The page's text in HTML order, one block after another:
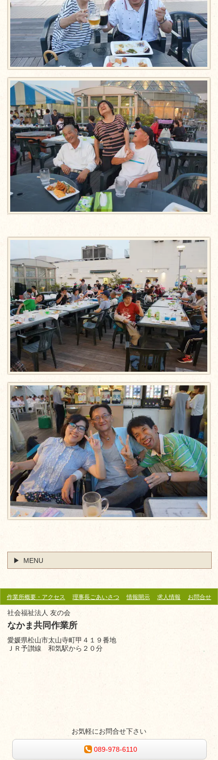
MENU
作業所概要・アクセス 理事長ごあいさつ 情報開示 求人情報 お問合せ
社会福祉法人 友の会
なかま共同作業所
愛媛県松山市太山寺町甲４１９番地
ＪＲ予讃線 和気駅から ２０分
お気軽にお問合せ下さい
089-978-6110